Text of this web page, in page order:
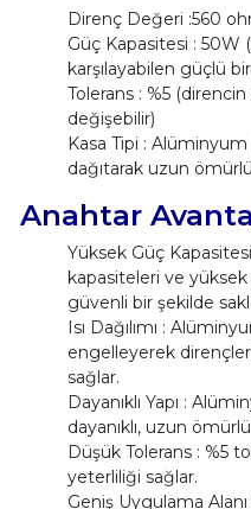
Direnç Değeri :560
Güç Kapasitesi : 50W
karşılayabilen güçlü
Tolerans : %5
değişebilir)
Kasa Tipi : Alüminyum
dağıtarak uzun
Anahtar
Yüksek Güç
kapasiteleri ve
güvenli bir şekilde
Isı Dağılımı :
engelleyerek
sağlar.
Dayanıklı Yapı :
dayanıklı, uzun
Düşük Tolerans : %5
yeterliliği sağlar.
Geniş Uygulama